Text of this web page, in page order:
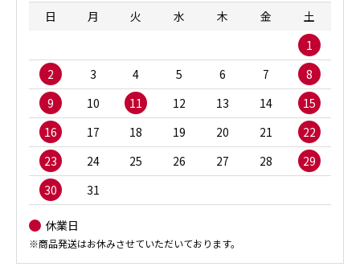
日
月 火 水 木 金
土
1
2
3 4 5 6 7
8
9
10 11 12 13 14
15
16
17 18 19 20 21
22
23
24 25 26 27 28
29
30
31
休業日
※商品発送はお休みさせていただいております。